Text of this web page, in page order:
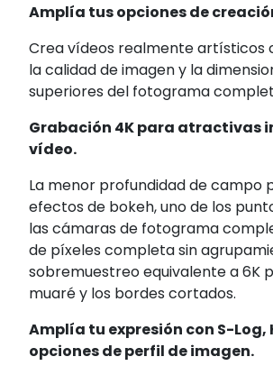
Amplía tus opciones de
Crea vídeos realmente artísticos
la calidad de imagen y la
superiores del fotograma
Grabación 4K para atractivas
vídeo.
La menor profundidad de campo
efectos de bokeh, uno de los
las cámaras de fotograma
de píxeles completa sin
sobremuestreo equivalente a 6K
muaré y los bordes cortados.
Amplía tu expresión con S-Log,
opciones de perfil de imagen.